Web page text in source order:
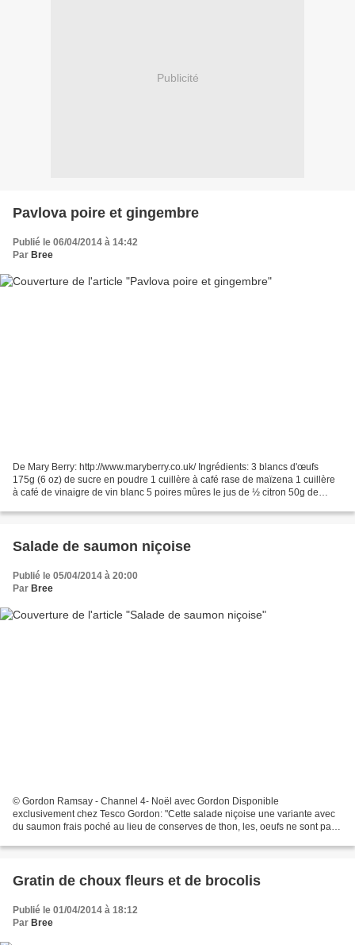
Publicité
Pavlova poire et gingembre
Publié le 06/04/2014 à 14:42
Par Bree
De Mary Berry: http://www.maryberry.co.uk/ Ingrédients: 3 blancs d'œufs
175g (6 oz) de sucre en poudre 1 cuillère à café rase de maïzena 1 cuillère
à café de vinaigre de vin blanc 5 poires mûres le jus de ½ citron 50g de
Salade de saumon niçoise
Publié le 05/04/2014 à 20:00
Par Bree
© Gordon Ramsay - Channel 4- Noël avec Gordon Disponible
exclusivement chez Tesco Gordon: "Cette salade niçoise une variante avec
du saumon frais poché au lieu de conserves de thon, les, oeufs ne sont pas
Gratin de choux fleurs et de brocolis
Publié le 01/04/2014 à 18:12
Par Bree